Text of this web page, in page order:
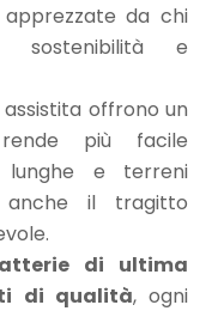
da chi
sostenibilità e
offrono un
più facile
lunghe e terreni
anche il tragitto
di ultima
di qualità, ogni